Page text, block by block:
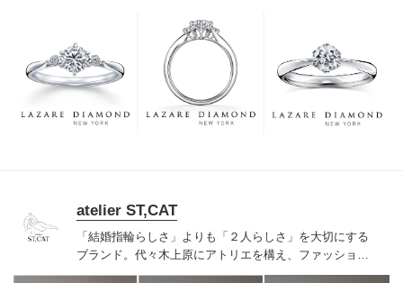
られ120年を超えた今もなおダイヤモンドの美しい輝き
にこだわり続けています。私たちの願いは、この生涯変
わらないワン＆オンリーの輝きを幸せの象徴として、い
つも、ずっと、身に着けていただくことです。
atelier ST,CAT
「結婚指輪らしさ」よりも「２人らしさ」を大切にする
ブランド。代々木上原にアトリエを構え、ファッション
ジュエリーのような結婚・婚約指輪を作っています。特